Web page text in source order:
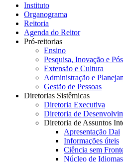
Instituto
Organograma
Reitoria
Agenda do Reitor
Pró-reitorias
Ensino
Pesquisa, Inovação e
Extensão e Cultura
Administração e
Gestão de Pessoas
Diretorias Sistêmicas
Diretoria Executiva
Diretoria de
Diretoria de Assuntos
Apresentação Dai
Informações úteis
Ciência sem
Núcleo de Idiomas